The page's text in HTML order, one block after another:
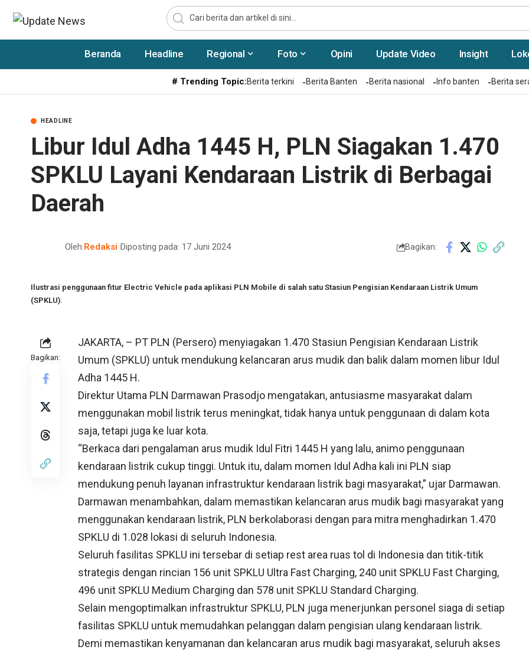
Beranda Headline Regional Foto Opini Update Video Insight
# Trending Topic:Berita terkini Berita Banten Berita nasional Info banten Berita
HEADLINE
Libur Idul Adha 1445 H, PLN Siagakan 1.470
SPKLU Layani Kendaraan Listrik di Berbagai
Daerah
Oleh:Redaksi Diposting pada: 17 Juni 2024 Bagikan:
Ilustrasi penggunaan fitur Electric Vehicle pada aplikasi PLN Mobile di salah satu Stasiun Pengisian Kendaraan Listrik Umum
(SPKLU).
Bagikan:
JAKARTA, – PT PLN (Persero) menyiagakan 1.470 Stasiun Pengisian Kendaraan Listrik
Umum (SPKLU) untuk mendukung kelancaran arus mudik dan balik dalam momen libur Idul
Adha 1445 H.
Direktur Utama PLN Darmawan Prasodjo mengatakan, antusiasme masyarakat dalam
menggunakan mobil listrik terus meningkat, tidak hanya untuk penggunaan di dalam kota
saja, tetapi juga ke luar kota.
“Berkaca dari pengalaman arus mudik Idul Fitri 1445 H yang lalu, animo penggunaan
kendaraan listrik cukup tinggi. Untuk itu, dalam momen Idul Adha kali ini PLN siap
mendukung penuh layanan infrastruktur kendaraan listrik bagi masyarakat,” ujar Darmawan.
Darmawan menambahkan, dalam memastikan kelancaran arus mudik bagi masyarakat yang
menggunakan kendaraan listrik, PLN berkolaborasi dengan para mitra menghadirkan 1.470
SPKLU di 1.028 lokasi di seluruh Indonesia.
Seluruh fasilitas SPKLU ini tersebar di setiap rest area ruas tol di Indonesia dan titik-titik
strategis dengan rincian 156 unit SPKLU Ultra Fast Charging, 240 unit SPKLU Fast Charging,
496 unit SPKLU Medium Charging dan 578 unit SPKLU Standard Charging.
Selain mengoptimalkan infrastruktur SPKLU, PLN juga menerjunkan personel siaga di setiap
fasilitas SPKLU untuk memudahkan pelanggan dalam pengisian ulang kendaraan listrik.
Demi memastikan kenyamanan dan kelancaran arus mudik bagi masyarakat, seluruh akses